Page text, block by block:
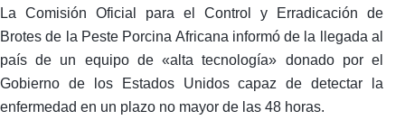
La Comisión Oficial para el Control y Erradicación de
Brotes de la Peste Porcina Africana informó de la llegada al
país de un equipo de «alta tecnología» donado por el
Gobierno de los Estados Unidos capaz de detectar la
enfermedad en un plazo no mayor de las 48 horas.